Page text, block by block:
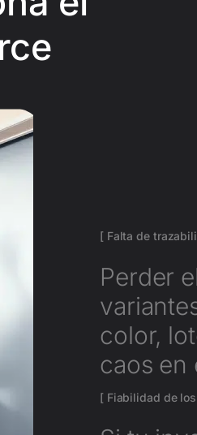
Perder
color,
genera